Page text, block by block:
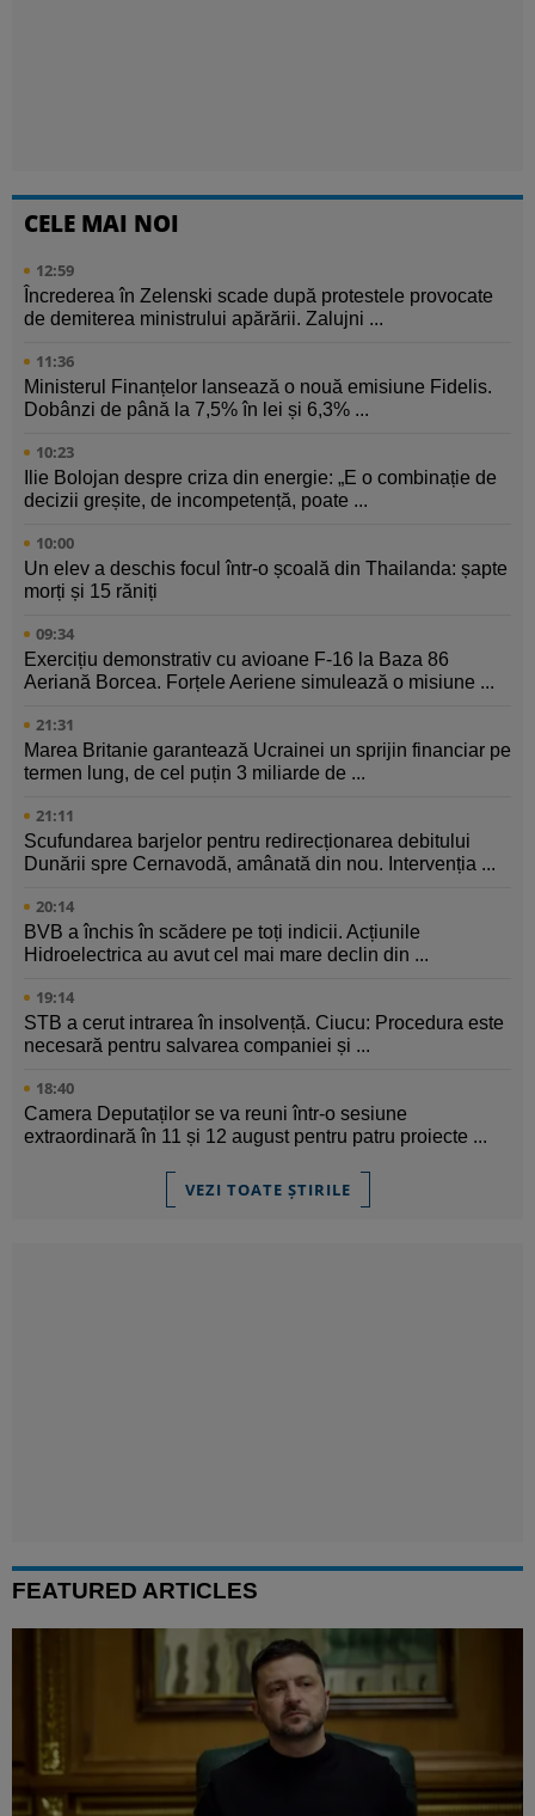
CELE MAI NOI
12:59
Încrederea în Zelenski scade după protestele provocate
de demiterea ministrului apărării. Zalujni ...
11:36
Ministerul Finanțelor lansează o nouă emisiune Fidelis.
Dobânzi de până la 7,5% în lei și 6,3% ...
10:23
Ilie Bolojan despre criza din energie: „E o combinație de
decizii greșite, de incompetență, poate ...
10:00
Un elev a deschis focul într-o școală din Thailanda: șapte
morți și 15 răniți
09:34
Exercițiu demonstrativ cu avioane F-16 la Baza 86
Aeriană Borcea. Forțele Aeriene simulează o misiune ...
21:31
Marea Britanie garantează Ucrainei un sprijin financiar pe
termen lung, de cel puțin 3 miliarde de ...
21:11
Scufundarea barjelor pentru redirecționarea debitului
Dunării spre Cernavodă, amânată din nou. Intervenția ...
20:14
BVB a închis în scădere pe toți indicii. Acțiunile
Hidroelectrica au avut cel mai mare declin din ...
19:14
STB a cerut intrarea în insolvență. Ciucu: Procedura este
necesară pentru salvarea companiei și ...
18:40
Camera Deputaților se va reuni într-o sesiune
extraordinară în 11 și 12 august pentru patru proiecte ...
VEZI TOATE ȘTIRILE
FEATURED ARTICLES